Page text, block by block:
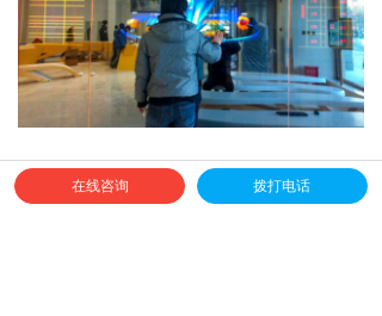
ꄴ 前一个： 单面全息互动沙盘
在线咨询 拨打电话